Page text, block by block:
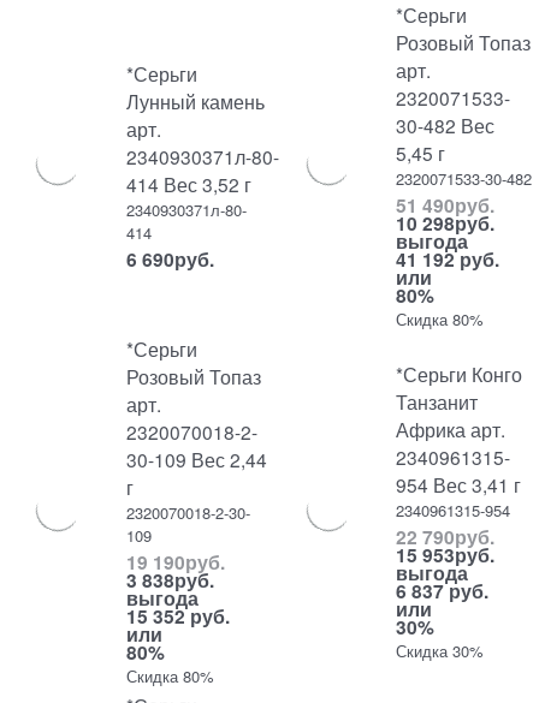
*Серьги
Лунный камень
арт.
2340930371л-80-
414 Вес 3,52 г
2340930371л-80-
414
6 690руб.
*Серьги
Розовый Топаз
арт.
2320071533-
30-482 Вес
5,45 г
2320071533-30-482
51 490руб.
10 298руб.
выгода
41 192 руб.
или
80%
Скидка 80%
*Серьги
Розовый Топаз
арт.
2320070018-2-
30-109 Вес 2,44
г
2320070018-2-30-
109
19 190руб.
3 838руб.
выгода
15 352 руб.
или
80%
Скидка 80%
*Серьги Конго
Танзанит
Африка арт.
2340961315-
954 Вес 3,41 г
2340961315-954
22 790руб.
15 953руб.
выгода
6 837 руб.
или
30%
Скидка 30%